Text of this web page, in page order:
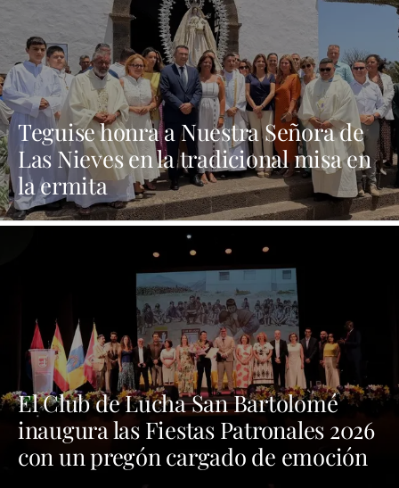
Teguise honra a Nuestra Señora de
Las Nieves en la tradicional misa en
la ermita
El Club de Lucha San Bartolomé
inaugura las Fiestas Patronales 2026
con un pregón cargado de emoción